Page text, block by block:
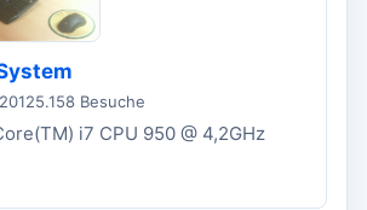
5.158 Besuche
i7 CPU 950 @ 4,2GHz